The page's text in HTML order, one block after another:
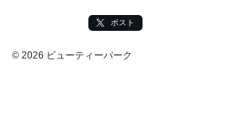
ポスト
© 2026 ビューティーパーク